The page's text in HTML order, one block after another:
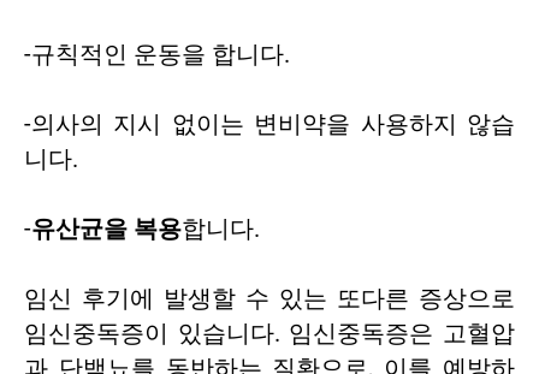
-규칙적인 운동을 합니다.
-의사의 지시 없이는 변비약을 사용하지 않습
니다.
-유산균을 복용합니다.
임신 후기에 발생할 수 있는 또다른 증상으로
임신중독증이 있습니다. 임신중독증은 고혈압
과 단백뇨를 동반하는 질환으로, 이를 예방하